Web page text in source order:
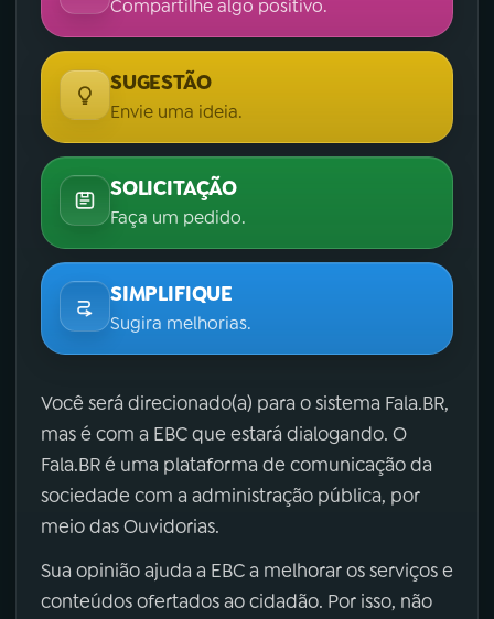
Compartilhe algo positivo.
SUGESTÃO
Envie uma ideia.
SOLICITAÇÃO
Faça um pedido.
SIMPLIFIQUE
Sugira melhorias.
Você será direcionado(a) para o sistema Fala.BR,
mas é com a EBC que estará dialogando. O
Fala.BR é uma plataforma de comunicação da
sociedade com a administração pública, por
meio das Ouvidorias.
Sua opinião ajuda a EBC a melhorar os serviços e
conteúdos ofertados ao cidadão. Por isso, não